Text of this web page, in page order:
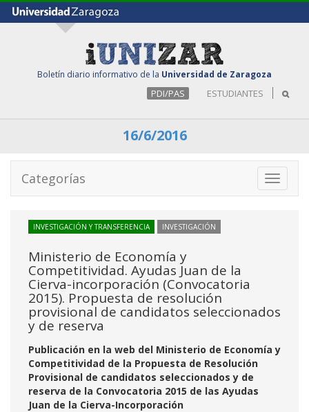
Boletín diario informativo de la Universidad de Zaragoza
PDI/PAS ESTUDIANTES
16/6/2016
Toggle
Categorías
INVESTIGACIÓN Y TRANSFERENCIA INVESTIGACIÓN
Ministerio de Economía y
Competitividad. Ayudas Juan de la
Cierva-incorporación (Convocatoria
2015). Propuesta de resolución
provisional de candidatos seleccionados
y de reserva
Publicación en la web del Ministerio de Economía y
Competitividad de la Propuesta de Resolución
Provisional de candidatos seleccionados y de
reserva de la Convocatoria 2015 de las Ayudas
Juan de la Cierva-Incorporación